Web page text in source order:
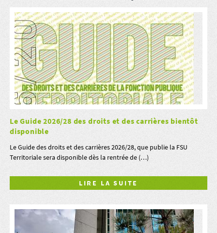
Le Guide 2026/28 des droits et des carrières bientôt
disponible
Le Guide des droits et des carrières 2026/28, que publie la FSU
Territoriale sera disponible dès la rentrée de (…)
LIRE LA SUITE